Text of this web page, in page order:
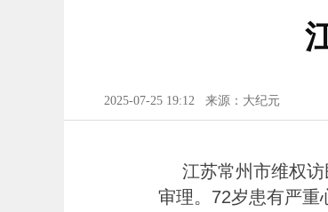
2025-07-25 19:12 来源：大纪元
江苏常州市维权
审理。72岁患有严重